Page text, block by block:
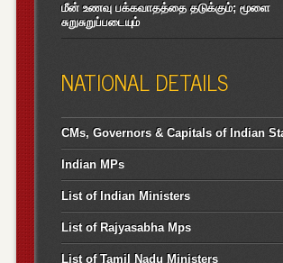
மீன் உணவு பக்கவாதத்தை தடுக்கும்; மூளை
சுறுசுறுப்படையும்
NATIONAL DETAILS
CMs, Governors & Capitals of Indian
Indian MPs
List of Indian Ministers
List of Rajyasabha Mps
List of Tamil Nadu Ministers